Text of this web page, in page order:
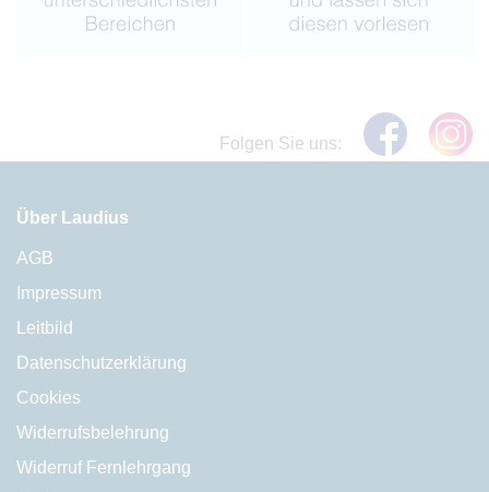
Folgen Sie uns:
Über Laudius
AGB
Impressum
Leitbild
Datenschutzerklärung
Cookies
Widerrufsbelehrung
Widerruf Fernlehrgang